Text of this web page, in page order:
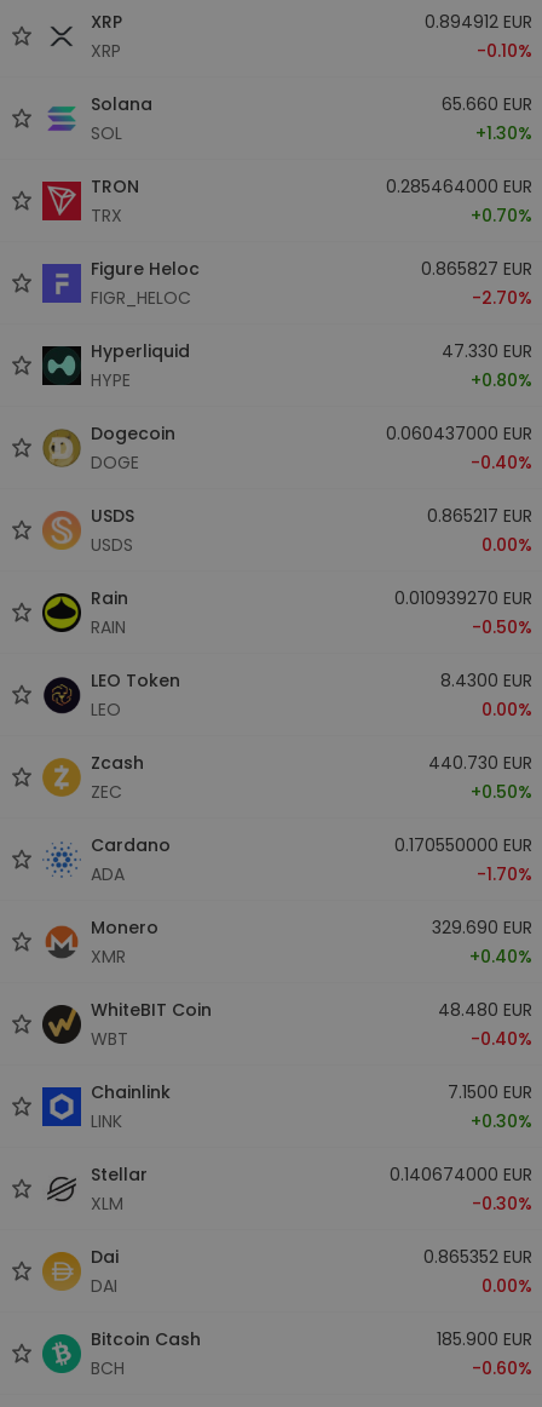
XRP
XRP
0.894912 EUR
-0.10%
Solana
SOL
65.660 EUR
+1.30%
TRON
TRX
0.285464000 EUR
+0.70%
Figure Heloc
FIGR_HELOC
0.865827 EUR
-2.70%
Hyperliquid
HYPE
47.330 EUR
+0.80%
Dogecoin
DOGE
0.060437000 EUR
-0.40%
USDS
USDS
0.865217 EUR
0.00%
Rain
RAIN
0.010939270 EUR
-0.50%
LEO Token
LEO
8.4300 EUR
0.00%
Zcash
ZEC
440.730 EUR
+0.50%
Cardano
ADA
0.170550000 EUR
-1.70%
Monero
XMR
329.690 EUR
+0.40%
WhiteBIT Coin
WBT
48.480 EUR
-0.40%
Chainlink
LINK
7.1500 EUR
+0.30%
Stellar
XLM
0.140674000 EUR
-0.30%
Dai
DAI
0.865352 EUR
0.00%
Bitcoin Cash
BCH
185.900 EUR
-0.60%